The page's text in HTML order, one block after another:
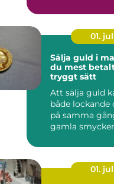
01. jul
Sälja guld i malmö
du mest
tryggt sätt
Att sälja guld
både lockande
på samma
gamla
01. jul